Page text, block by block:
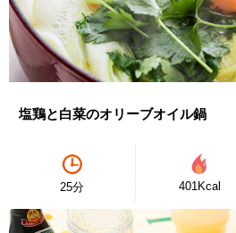
塩鶏と白菜のオリーブオイル鍋
25分 401Kcal